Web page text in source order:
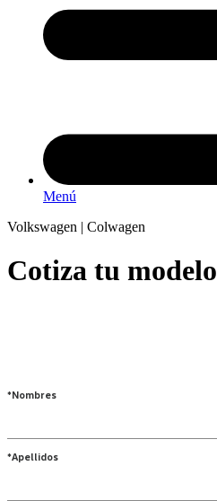
Menú
Volkswagen | Colwagen
Cotiza tu modelo